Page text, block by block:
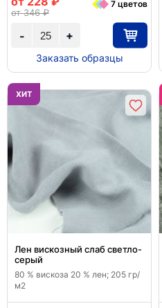
+
-
от 346 ₽
7 цветов
Заказать образцы
ХИТ
Лен вискозный слаб светло-
серый
80 % вискоза 20 % лен; 205 гр/
м2